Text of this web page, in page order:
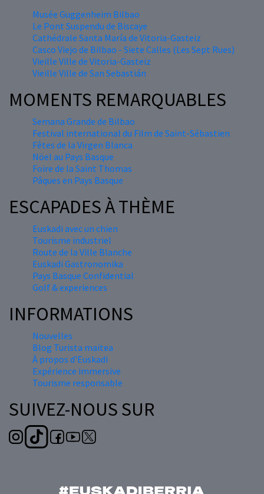
Musée Guggenheim Bilbao
Le Pont Suspendu de Biscaye
Cathédrale Santa María de Vitoria-Gasteiz
Casco Viejo de Bilbao - Siete Calles (Les Sept Rues)
Vieille Ville de Vitoria-Gasteiz
Vieille Ville de San Sebastián
MOMENTS REMARQUABLES
Semana Grande de Bilbao
Festival international du Film de Saint-Sébastien
Fêtes de la Virgen Blanca
Nöel au Pays Basque
Foire de la Saint Thomas
Pâques en Pays Basque
ESCAPADES À THÈME
Euskadi avec un chien
Tourisme industriel
Route de la Ville Blanche
Euskadi Gastronomika
Pays Basque Confidential
Golf & experiences
INFORMATIONS
Nouvelles
Blog Turista maitea
À propos d'Euskadi
Expérience immersive
Tourisme responsable
SUIVEZ-NOUS SUR